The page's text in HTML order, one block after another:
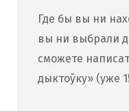
Где бы вы ни
вы ни выбрали
сможете
дыктоўку» (уже